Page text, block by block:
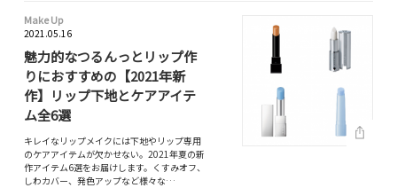
Make Up
2021.05.16
魅力的なつるんっとリップ作
りにおすすめの【2021年新
作】リップ下地とケアアイテ
ム全6選
キレイなリップメイクには下地やリップ専用
のケアアイテムが欠かせない。2021年夏の新
作アイテム6選をお届けします。くすみオフ、
しわカバー、発色アップなど様々な…